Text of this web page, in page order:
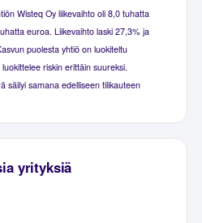
Wisteq Oy liikevaihto oli 8,0 tuhatta
euroa. Liikevaihto laski 27,3% ja
puolesta yhtiö on luokiteltu
riskin erittäin suureksi.
säilyi samana edelliseen tilikauteen
yrityksiä